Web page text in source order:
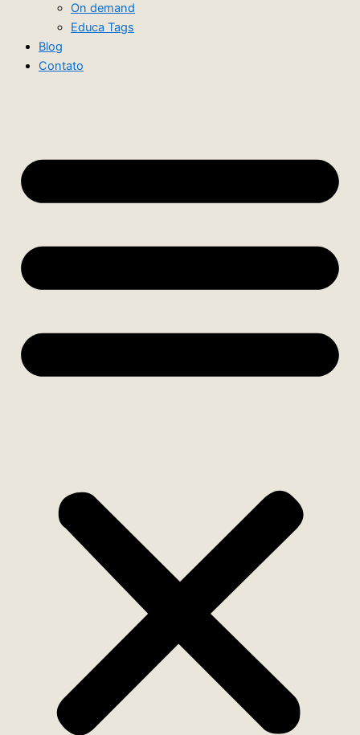
On demand
Educa Tags
Blog
Contato